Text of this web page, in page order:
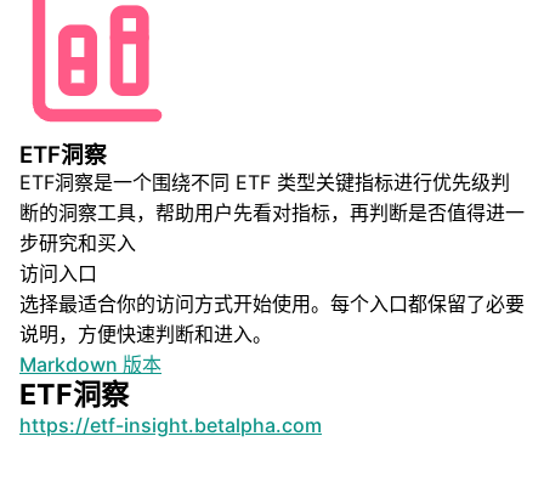
ETF洞察
ETF洞察是一个围绕不同 ETF 类型关键指标进行优先级判
断的洞察工具，帮助用户先看对指标，再判断是否值得进一
步研究和买入
访问入口
选择最适合你的访问方式开始使用。每个入口都保留了必要
说明，方便快速判断和进入。
Markdown 版本
ETF洞察
https://etf-insight.betalpha.com